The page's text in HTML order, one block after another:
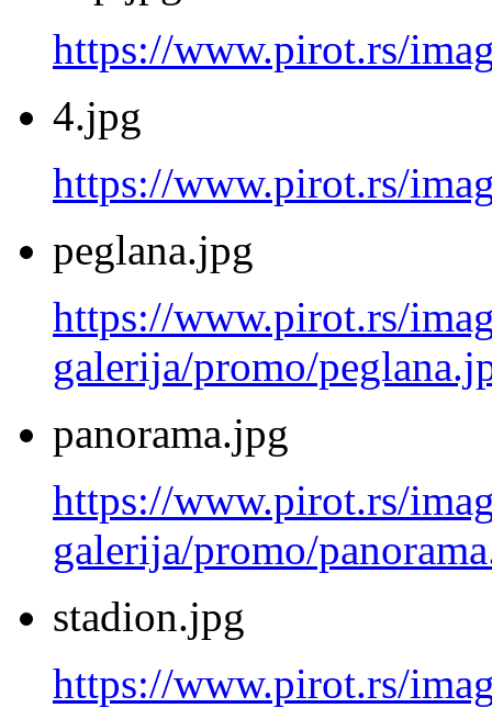
https://www.pirot.rs/
4.jpg
https://www.pirot.rs/
peglana.jpg
https://www.pirot.rs/
galerija/promo/
panorama.jpg
https://www.pirot.rs/
galerija/promo/
stadion.jpg
https://www.pirot.rs/